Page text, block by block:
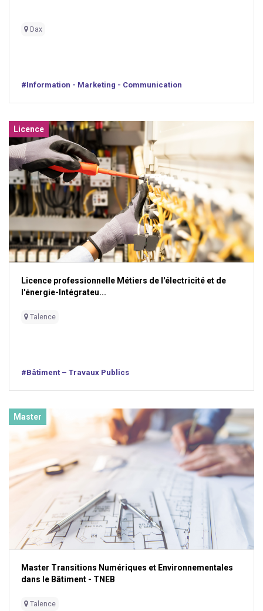
Dax
#Information - Marketing - Communication
Licence
Licence professionnelle Métiers de l'électricité et de
l'énergie-Intégrateu...
Talence
#Bâtiment – Travaux Publics
Master
Master Transitions Numériques et Environnementales
dans le Bâtiment - TNEB
Talence